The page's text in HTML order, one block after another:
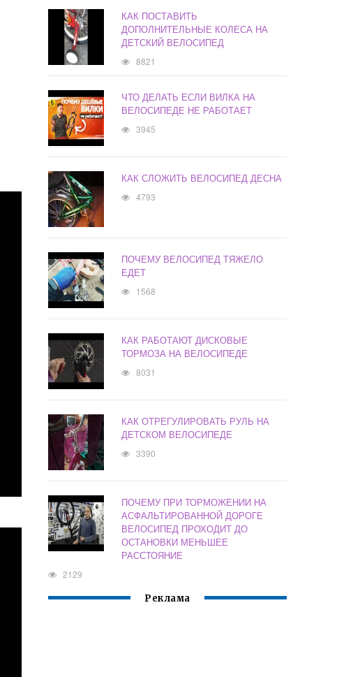
КАК ПОСТАВИТЬ
ДОПОЛНИТЕЛЬНЫЕ КОЛЕСА НА
ДЕТСКИЙ ВЕЛОСИПЕД
8821
ЧТО ДЕЛАТЬ ЕСЛИ ВИЛКА НА
ВЕЛОСИПЕДЕ НЕ РАБОТАЕТ
3945
КАК СЛОЖИТЬ ВЕЛОСИПЕД ДЕСНА
4793
ПОЧЕМУ ВЕЛОСИПЕД ТЯЖЕЛО
ЕДЕТ
1568
КАК РАБОТАЮТ ДИСКОВЫЕ
ТОРМОЗА НА ВЕЛОСИПЕДЕ
8031
КАК ОТРЕГУЛИРОВАТЬ РУЛЬ НА
ДЕТСКОМ ВЕЛОСИПЕДЕ
3390
ПОЧЕМУ ПРИ ТОРМОЖЕНИИ НА
АСФАЛЬТИРОВАННОЙ ДОРОГЕ
ВЕЛОСИПЕД ПРОХОДИТ ДО
ОСТАНОВКИ МЕНЬШЕЕ
РАССТОЯНИЕ
2129
Реклама